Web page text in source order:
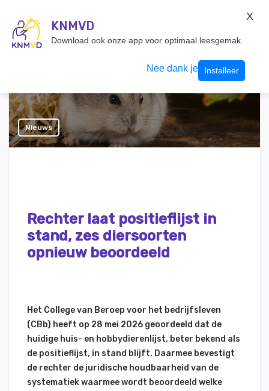
Inloggen
Nieuws
Rechter laat positieflijst in
stand, zes diersoorten
opnieuw beoordeeld
Het College van Beroep voor het bedrijfsleven
(CBb) heeft op 28 mei 2026 geoordeeld dat de
huidige huis- en hobbydierenlijst, beter bekend als
de positieflijst, in stand blijft. Daarmee bevestigt
de rechter de juridische houdbaarheid van de
systematiek waarmee wordt beoordeeld welke
KNMVD
Download ook onze app voor optimaal leesgemak.
Nee dank je Installeer
X